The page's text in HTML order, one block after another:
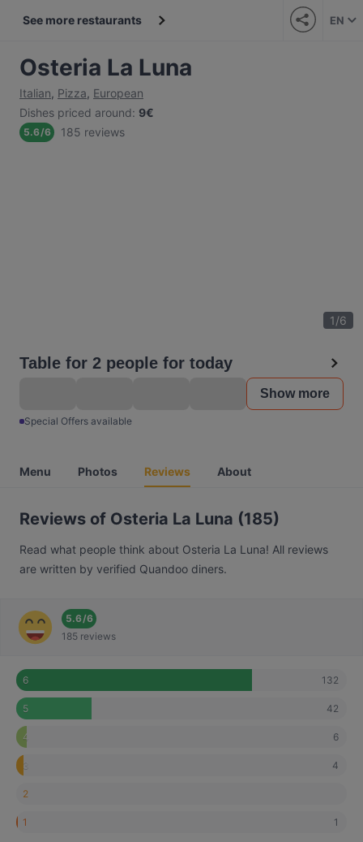
See more restaurants EN
Osteria La Luna
Italian, Pizza, European
Dishes priced around: 9€
5.6/6 185 reviews
1/6
Table for 2 people for today
Show more
Special Offers available
Menu Photos Reviews About
Reviews of Osteria La Luna (185)
Read what people think about Osteria La Luna! All reviews
are written by verified Quandoo diners.
5.6/6
185 reviews
6 132
5 42
4 6
3 4
2
1 1